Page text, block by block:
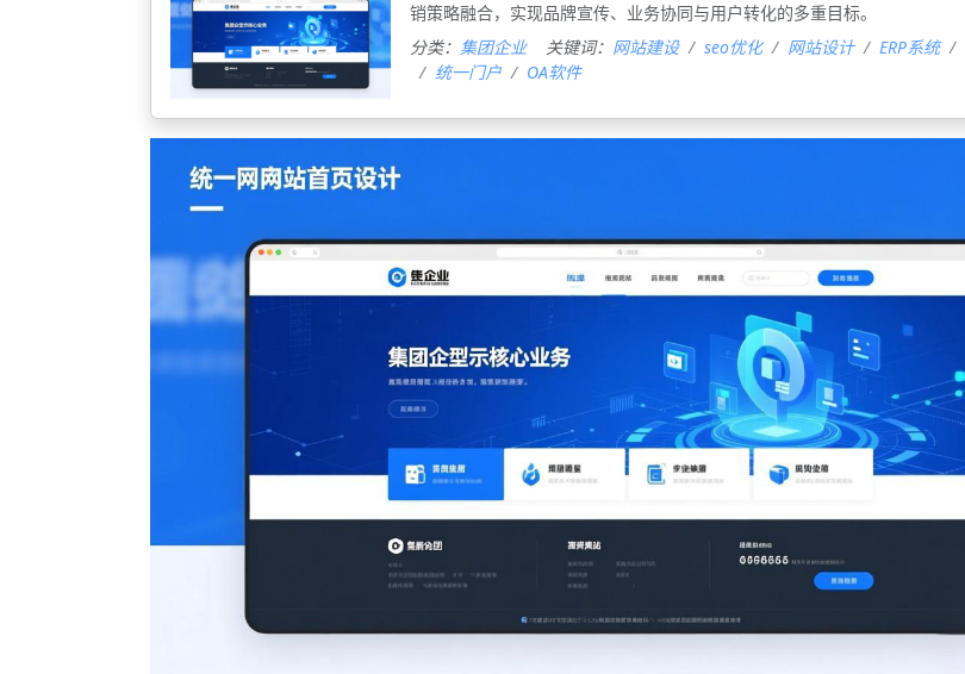
销策略融合，实现品牌宣传、业务协同与用户转化的多重目标‌。
分类： 集团企业 关键词： 网站建设 seo优化 网站设计 ERP系统
统一门户
OA软件